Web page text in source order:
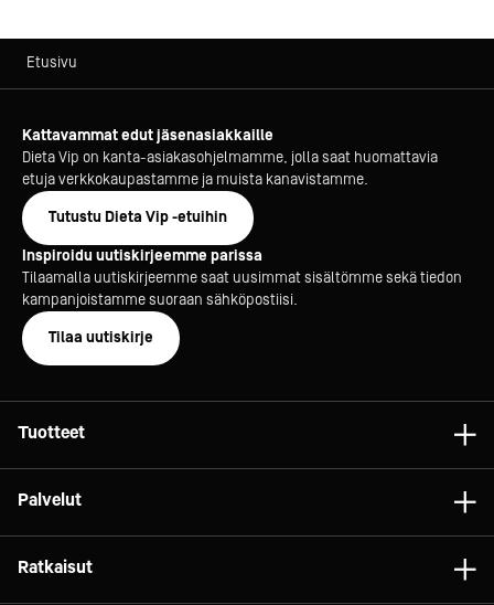
Etusivu
Kattavammat edut jäsenasiakkaille
Dieta Vip on kanta-asiakasohjelmamme, jolla saat huomattavia
etuja verkkokaupastamme ja muista kanavistamme.
Tutustu Dieta Vip -etuihin
Inspiroidu uutiskirjeemme parissa
Tilaamalla uutiskirjeemme saat uusimmat sisältömme sekä tiedon
kampanjoistamme suoraan sähköpostiisi.
Tilaa uutiskirje
Tuotteet
Tarvikkeet
Palvelut
Konsultointi
Ratkaisut